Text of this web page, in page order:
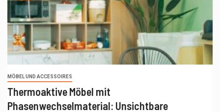
MÖBEL UND ACCESSOIRES
Thermoaktive Möbel mit
Phasenwechselmaterial: Unsichtbare